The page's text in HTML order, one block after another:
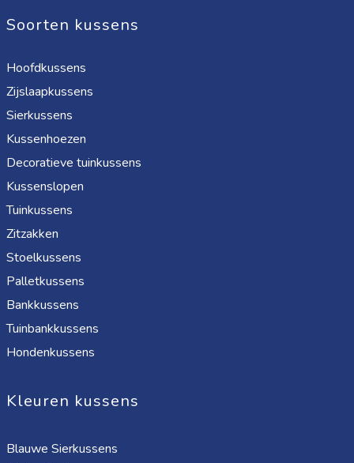
Soorten kussens
Hoofdkussens
Zijslaapkussens
Sierkussens
Kussenhoezen
Decoratieve tuinkussens
Kussenslopen
Tuinkussens
Zitzakken
Stoelkussens
Palletkussens
Bankkussens
Tuinbankkussens
Hondenkussens
Kleuren kussens
Blauwe Sierkussens